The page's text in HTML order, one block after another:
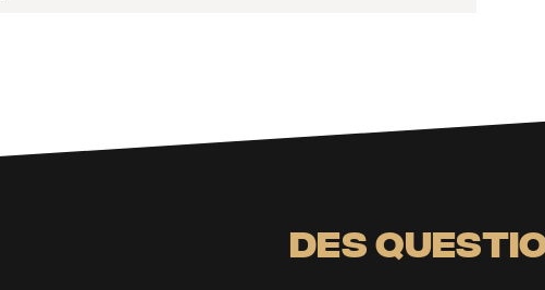
Des